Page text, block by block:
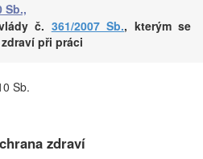
Sb.,
č. 361/2007 Sb., kterým se
při práci
Sb.
zdraví